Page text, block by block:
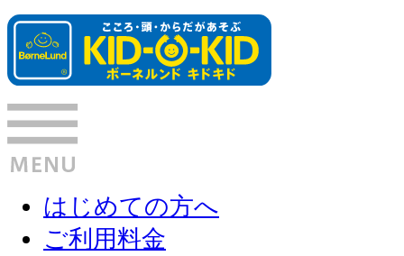
はじめての方へ
ご利用料金